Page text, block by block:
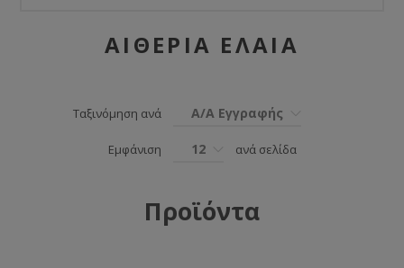
ΑΙΘΈΡΙΑ ΈΛΑΙΑ
Ταξινόμηση ανά Α/Α Εγγραφής
Εμφάνιση 12 ανά σελίδα
Προϊόντα